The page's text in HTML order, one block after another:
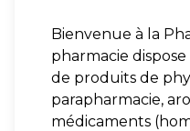
Bienvenue à la
pharmacie
de produits de
parapharmacie,
médicaments